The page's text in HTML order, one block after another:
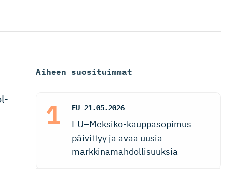
Aiheen suosituimmat
EU 21.05.2026
EU–Meksiko-kauppasopimus
päivittyy ja avaa uusia
markkinamahdollisuuksia